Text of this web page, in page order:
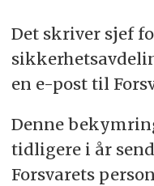
Det skriver sjef
en e-post til
Denne
tidligere i år
Forsvarets